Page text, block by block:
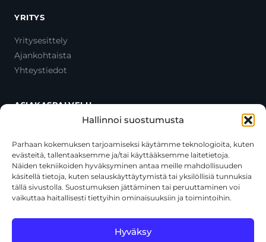
Hallinnoi suostumusta
Parhaan kokemuksen tarjoamiseksi käytämme teknologioita, kuten
evästeitä, tallentaaksemme ja/tai käyttääksemme laitetietoja.
Näiden tekniikoiden hyväksyminen antaa meille mahdollisuuden
käsitellä tietoja, kuten selauskäyttäytymistä tai yksilöllisiä tunnuksia
tällä sivustolla. Suostumuksen jättäminen tai peruuttaminen voi
vaikuttaa haitallisesti tiettyihin ominaisuuksiin ja toimintoihin.
Hyväksy
YRITYS
Yritysesittely
Ajankohtaista
Yhteystiedot
ASIAKASPALVELU
Oma tili
Maksutavat
Toimitustavat
Usein kysytyt kysymykset
+358 44 270 3795
asiakaspalvelu@toolcat.fi